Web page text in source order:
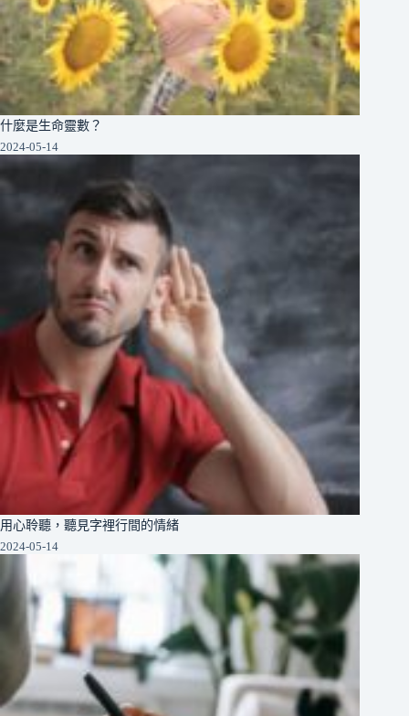
什麼是生命靈數？
2024-05-14
用心聆聽，聽見字裡行間的情緒
2024-05-14